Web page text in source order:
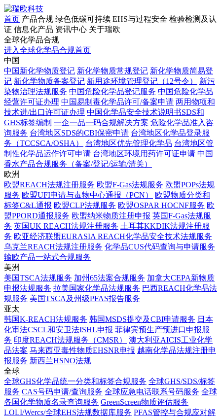
首页 产品合规 绿色低碳可持续 EHS与过程安全 检验检测及认
证 信息化产品 资讯中心 关于瑞欧
全球化学品合规
进入全球化学品合规首页
中国
中国新化学物质登记 新化学物质常规登记 新化学物质简易登
记 新化学物质备案登记 新用途环境管理登记（12号令）
新污
染物治理法规服务 中国危险化学品登记服务 中国危险化学品
经营许可证办理 中国易制毒化学品许可/备案申请 两用物项和
技术进/出口许可证办理 中国化学品安全技术说明书SDS和
GHS标签编制 一企一品一码合规解决方案 危险化学品准入咨
询服务 台湾地区SDS的CBI保密申请 台湾地区化学品登录服
务（TCCSCA/OSHA）
台湾地区优先管理化学品 台湾地区管
制性化学品运作许可申请 台湾地区环境用药许可证申请 中国
香水产品合规服务（备案/登记/运输/清关）
欧洲
欧盟REACH法规注册服务 欧盟F-Gas法规服务 欧盟POPs法规
服务 欧盟UFI申请与毒物中心通报（PCN）
欧盟物质分类和
标签C&L通报 欧盟CLP法规服务 欧盟OSPAR HOCNF服务 欧
盟PPORD通报服务 欧盟纳米物质注册申报 英国F-Gas法规服
务 英国UK REACH法规注册服务 土耳其KKDIK法规注册服
务 欧亚经济联盟EURASIA REACH化学品安全技术法规服务
乌克兰REACH法规注册服务 化学品CUS代码查询与申请服务
输欧产品一站式合规服务
美洲
美国TSCA法规服务 加州65法案合规服务 加拿大CEPA新物质
申报法规服务 拉美国家化学品法规服务 巴西REACH化学品法
规服务 美国TSCA及州级PFAS报告服务
亚太
韩国K-REACH法规服务 韩国MSDS提交及CBI申请服务 日本
化审法CSCL和安卫法ISHL申报 菲律宾预生产预进口申报服
务 印度REACH法规服务（CMSR）
澳大利亚AICIS工业化学
品法案 马来西亚毒性物质EHSNR申报 越南化学品法规注册申
报服务 新西兰HSNO法规
全球
全球GHS化学品统一分类和标签合规服务 全球GHS/SDS/标签
服务 CAS号码申请/查询服务 全球应急电话联系号码服务 全球
各国化学物质名录查询服务 GreenScreen物质评估服务
LOLI/Wercs/全球EHS法规数据库服务 PFAS管控与合规应对解